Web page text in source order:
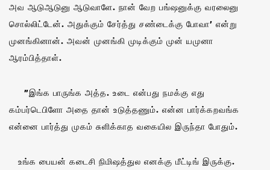
அவ ஆடுஆடுனு ஆடுவாளே. நான் வேற பங்ஷனுக்கு வரலைனு
சொல்லிட்டேன். அதுக்கும் சேர்த்து சண்டைக்கு போவா’ என்று
முனங்கினான். அவன் முனங்கி முடிக்கும் முன் யமுனா
ஆரம்பித்தாள்.
”இங்க பாருங்க அத்த. உடை என்பது நமக்கு எது
கம்பர்டெபிளோ அதை தான் உடுத்தணும். என்ன பார்க்கறவங்க
என்னை பார்த்து முகம் சுளிக்காத வகையில இருந்தா போதும்.
உங்க பையன் கடைசி நிமிஷத்துல எனக்கு மீட்டிங் இருக்கு.